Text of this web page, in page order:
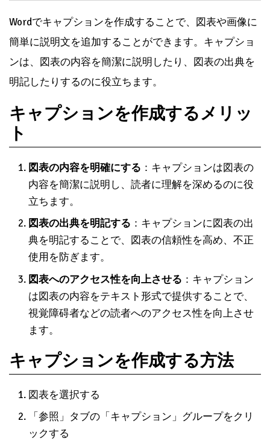
Wordでキャプションを作成することで、図表や画像に
簡単に説明文を追加することができます。キャプショ
ンは、図表の内容を簡潔に説明したり、図表の出典を
明記したりするのに役立ちます。
キャプションを作成するメリッ
ト
図表の内容を明確にする ：キャプションは図表の
内容を簡潔に説明し、読者に理解を深めるのに役
立ちます。
図表の出典を明記する ：キャプションに図表の出
典を明記することで、図表の信頼性を高め、不正
使用を防ぎます。
図表へのアクセス性を向上させる ：キャプション
は図表の内容をテキスト形式で提供することで、
視覚障碍者などの読者へのアクセス性を向上させ
ます。
キャプションを作成する方法
図表を選択する
「参照」タブの「キャプション」グループをクリ
ックする